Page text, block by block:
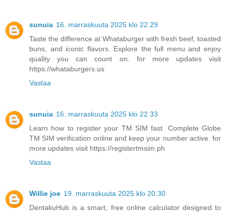
sunuia 16. marraskuuta 2025 klo 22.29
Taste the difference at Whataburger with fresh beef, toasted
buns, and iconic flavors. Explore the full menu and enjoy
quality you can count on. for more updates visit
https://whataburgers.us
Vastaa
sunuia 16. marraskuuta 2025 klo 22.33
Learn how to register your TM SIM fast. Complete Globe
TM SIM verification online and keep your number active. for
more updates visit https://registertmsim.ph
Vastaa
Willie joe 19. marraskuuta 2025 klo 20.30
DentakuHub is a smart, free online calculator designed to